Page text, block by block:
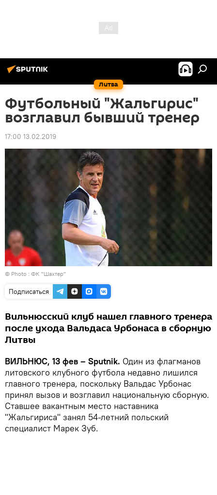
Литва
Футбольный "Жальгирис"
возглавил бывший тренер
17:00 13.02.2019
© Photo : ФК "Шахтер"
Подписаться
Вильнюсский клуб нашел главного тренера
после ухода Вальдаса Урбонаса в сборную
Литвы
ВИЛЬНЮС, 13 фев – Sputnik. Один из флагманов
литовского клубного футбола недавно лишился
главного тренера, поскольку Вальдас Урбонас
принял вызов и возглавил национальную сборную.
Ставшее вакантным место наставника
"Жальгириса" занял 54-летний польский
специалист Марек Зуб.